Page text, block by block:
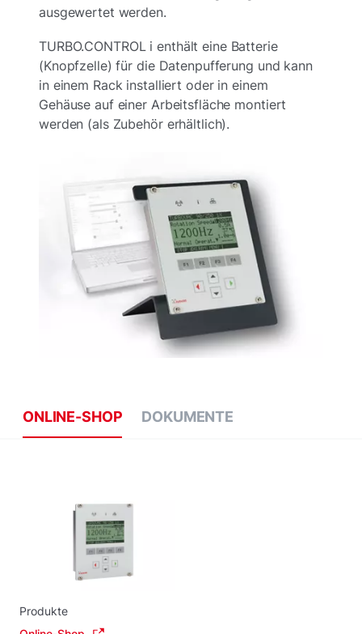
ausgewertet werden.
TURBO.CONTROL i enthält eine Batterie
(Knopfzelle) für die Datenpufferung und kann
in einem Rack installiert oder in einem
Gehäuse auf einer Arbeitsfläche montiert
werden (als Zubehör erhältlich).
ONLINE-SHOP DOKUMENTE
Produkte